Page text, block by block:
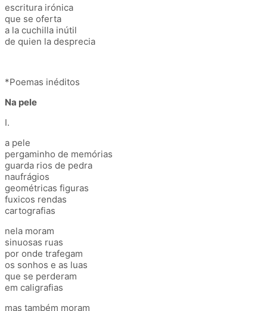
escritura irónica
que se oferta
a la cuchilla inútil
de quien la desprecia
*Poemas inéditos
Na pele
I.
a pele
pergaminho de memórias
guarda rios de pedra
naufrágios
geométricas figuras
fuxicos rendas
cartografias
nela moram
sinuosas ruas
por onde trafegam
os sonhos e as luas
que se perderam
em caligrafias
mas também moram